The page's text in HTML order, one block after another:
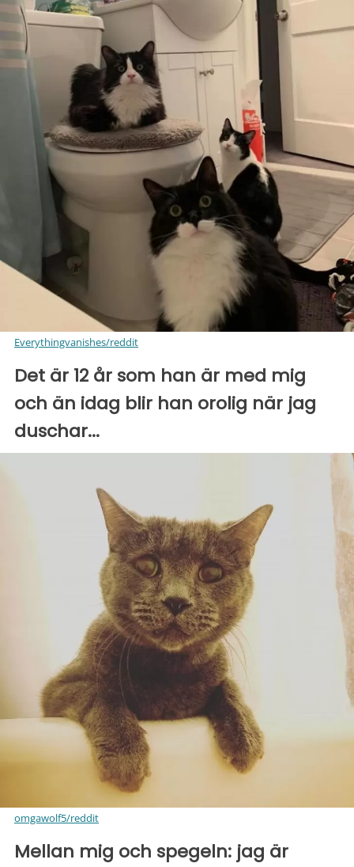
Everythingvanishes/reddit
Det är 12 år som han är med mig
och än idag blir han orolig när jag
duschar...
omgawolf5/reddit
Mellan mig och spegeln: jag är